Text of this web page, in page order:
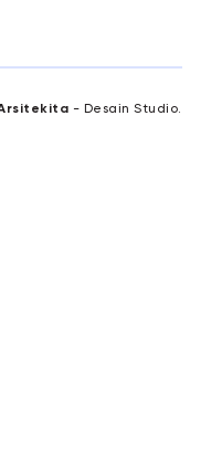
- Desain Studio.